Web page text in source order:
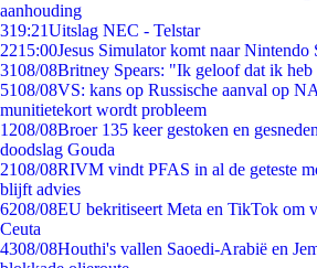
aanhouding
319:21Uitslag NEC - Telstar
2215:00Jesus Simulator komt naar Nintendo
3108/08Britney Spears: "Ik geloof dat ik heb
5108/08VS: kans op Russische aanval op
munitietekort wordt probleem
1208/08Broer 135 keer gestoken en
doodslag Gouda
2108/08RIVM vindt PFAS in al de geteste
blijft advies
6208/08EU bekritiseert Meta en TikTok om
Ceuta
4308/08Houthi's vallen Saoedi-Arabië en